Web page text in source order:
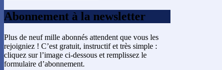
Abonnement à la newsletter
Plus de neuf mille abonnés attendent que vous les
rejoigniez ! C’est gratuit, instructif et très simple :
cliquez sur l’image ci-dessous et remplissez le
formulaire d’abonnement.